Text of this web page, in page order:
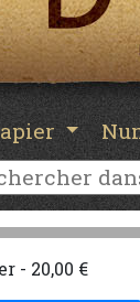
- 20,00 €